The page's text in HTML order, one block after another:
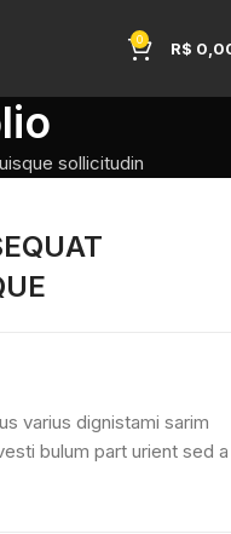
0 R$
sollicitudin
varius dignistami sarim
bulum part urient sed a